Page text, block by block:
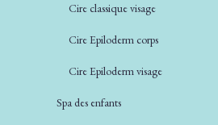
Cire classique visage
Cire Epiloderm corps
Cire Epiloderm visage
Spa des enfants